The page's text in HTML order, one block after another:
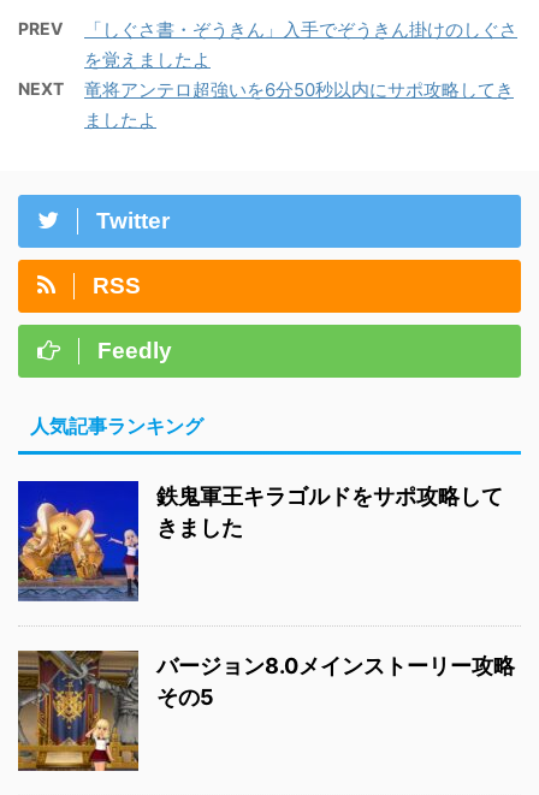
PREV
「しぐさ書・ぞうきん」入手でぞうきん掛けのしぐさ
を覚えましたよ
NEXT
竜将アンテロ超強いを6分50秒以内にサポ攻略してき
ましたよ
Twitter
RSS
Feedly
人気記事ランキング
鉄鬼軍王キラゴルドをサポ攻略して
きました
バージョン8.0メインストーリー攻略
その5